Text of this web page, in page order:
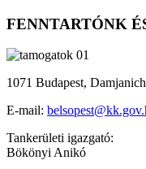
FENNTARTÓNK
1071 Budapest,
E-mail:
Tankerületi igazgató:
Bökönyi Anikó